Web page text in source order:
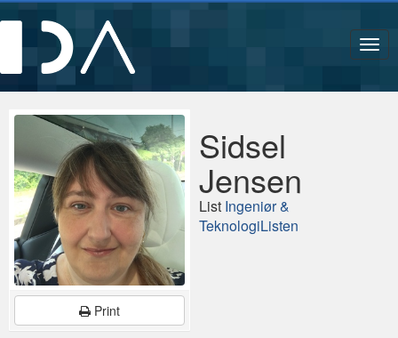
Print
Sidsel
Jensen
List Ingeniør &
TeknologiListen